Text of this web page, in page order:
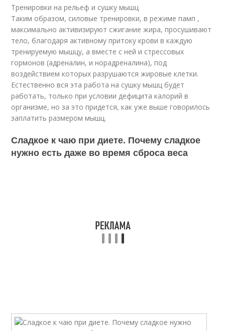
Тренировки на рельеф и сушку мышц
Таким образом, силовые тренировки, в режиме памп ,
максимально активизируют сжигание жира, просушивают
тело, благодаря активному притоку крови в каждую
тренируемую мышцу, а вместе с ней и стрессовых
гормонов (адреналин, и норадреналина), под
воздействием которых разрушаются жировые клетки.
Естественно вся эта работа на сушку мышц будет
работать, только при условии дефицита калорий в
организме, но за это придется, как уже выше говорилось
заплатить размером мышц.
Сладкое к чаю при диете. Почему сладкое
нужно есть даже во время сброса веса